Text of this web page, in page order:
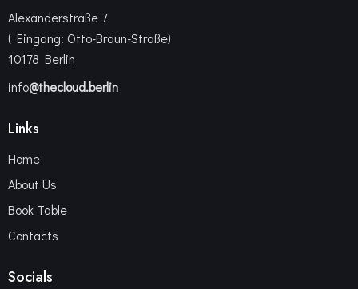
Alexanderstraße 7
( Eingang: Otto-Braun-Straße)
10178 Berlin
info@thecloud.berlin
Links
Home
About Us
Book Table
Contacts
Socials